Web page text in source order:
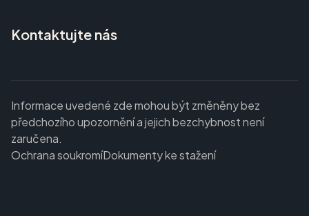
Kontaktujte nás
Informace uvedené zde mohou být změněny bez
předchozího upozornění a jejich bezchybnost není
zaručena.
Ochrana soukromíDokumenty ke stažení